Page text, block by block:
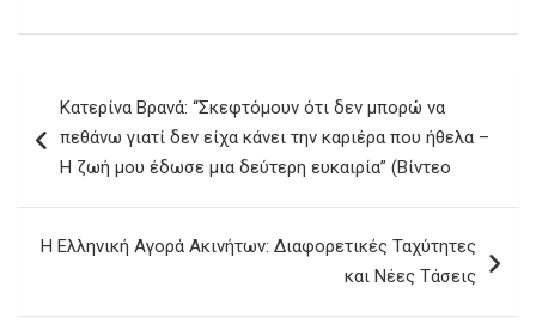
άρθρων
Κατερίνα Βρανά: “Σκεφτόμουν ότι δεν μπορώ να
πεθάνω γιατί δεν είχα κάνει την καριέρα που ήθελα –
Η ζωή μου έδωσε μια δεύτερη ευκαιρία” (Βίντεο
Η Ελληνική Αγορά Ακινήτων: Διαφορετικές Ταχύτητες
και Νέες Τάσεις